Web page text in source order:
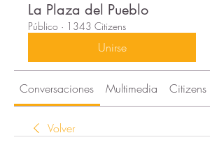
La Plaza del Pueblo
Público · 1343 Citizens
Unirse
Conversaciones Multimedia Citizens
Volver